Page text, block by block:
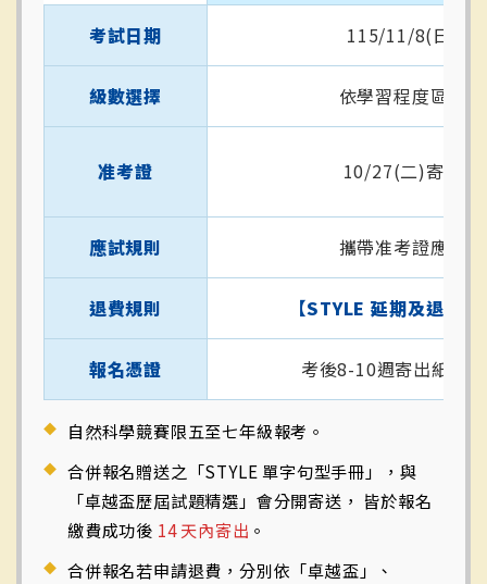
考試日期 115/11/8(日)
級數選擇 依學習程度區分
准考證 10/27(二)寄出
應試規則 攜帶准考證應試
退費規則 【STYLE 延期及退費
報名憑證 考後8-10週寄出紙本
自然科學競賽限五至七年級報考。
合併報名贈送之「STYLE 單字句型手冊」，與
「卓越盃歷屆試題精選」會分開寄送， 皆於報名
繳費成功後 14 天內寄出 。
合併報名若申請退費，分別依「卓越盃」、